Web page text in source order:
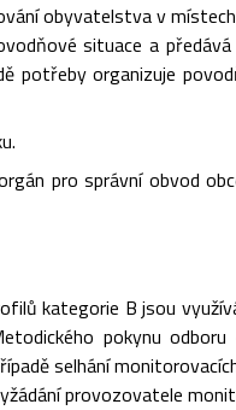
obyvatelstva v
situace a
potřeby organizuje
pro správní obvod
kategorie B jsou
pokynu
selhání
provozovatele